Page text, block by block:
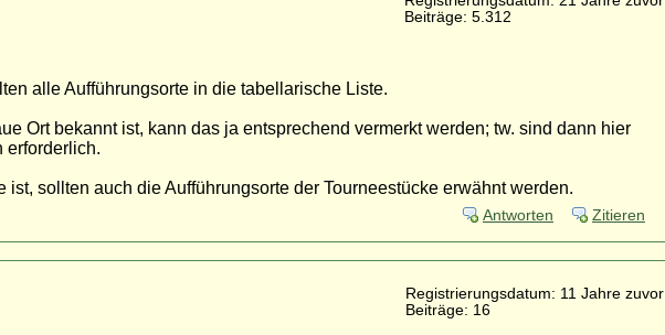
Beiträge: 5.312
alle Aufführungsorte in die tabellarische Liste.
Ort bekannt ist, kann das ja entsprechend vermerkt werden; tw. sind dann hier
erforderlich.
sollten auch die Aufführungsorte der Tourneestücke erwähnt werden.
Antworten Zitieren
Registrierungsdatum: 11 Jahre zuvor
Beiträge: 16